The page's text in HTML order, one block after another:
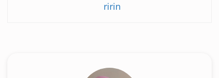
ririn